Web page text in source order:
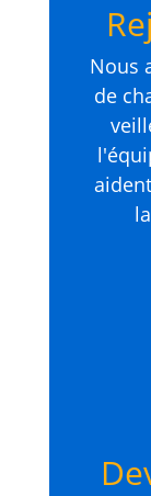
Nous
de